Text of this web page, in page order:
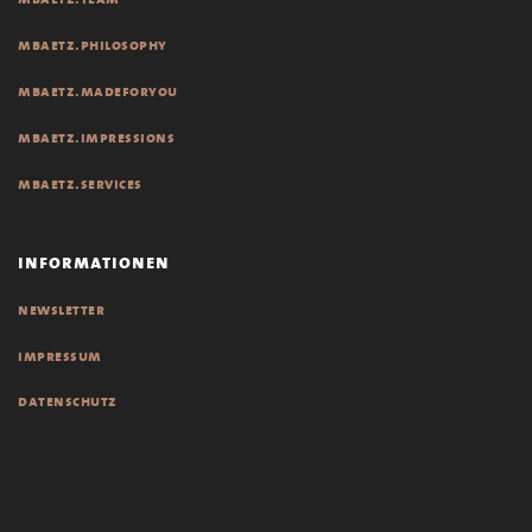
mbaetz.philosophy
mbaetz.madeforyou
mbaetz.impressions
mbaetz.services
informationen
newsletter
impressum
datenschutz